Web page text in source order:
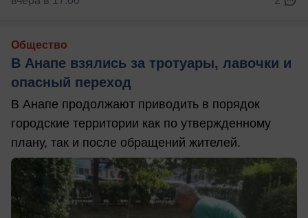
Общество
В Анапе взялись за тротуары, лавочки и
опасный переход
В Анапе продолжают приводить в порядок
городские территории как по утвержденному
плану, так и после обращений жителей.